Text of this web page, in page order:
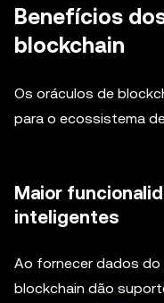
Benefícios
blockchain
Os oráculos de
para o ecossistema
Maior
inteligentes
Ao fornecer dados do
blockchain dão